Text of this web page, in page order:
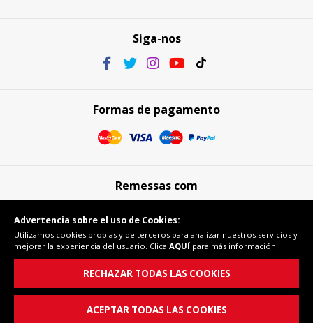
Siga-nos
Formas de pagamento
Remessas com
Compra segura
Advertencia sobre el uso de Cookies:
Utilizamos cookies propias y de terceros para analizar nuestros servicios y
mejorar la experiencia del usuario. Clica AQUÍ para más información.
RECHAZAR TODAS LAS COOKIES
ACEPTAR TODAS LAS COOKIES